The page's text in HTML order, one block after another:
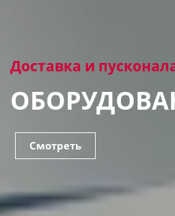
Доставка и
Смотреть